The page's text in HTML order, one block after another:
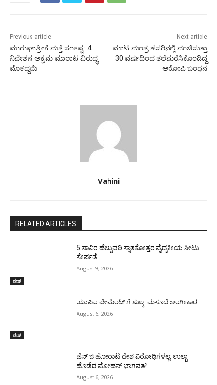
Previous article
ಮುರುಘಾಶ್ರೀಗೆ ಮತ್ತೆ ಸಂಕಷ್ಟ: 4
ನಿವೇಶನ ಅಕ್ರಮ ಮಾರಾಟ ವಿರುದ್ಧ
ಮೊಕದ್ದಮೆ
Next article
ಮಾಟ ಮಂತ್ರ ಹೆಸರಿನಲ್ಲಿ ವಂಚಿಸುತ್ತಾ
30 ವರ್ಷದಿಂದ ತಲೆಮರೆಸಿಕೊಂಡಿದ್ದ
ಆರೋಪಿ ಬಂಧನ
Vahini
RELATED ARTICLES
ದೇಶ
5 ಸಾವಿರ ಹೆಚ್ಚುವರಿ ಸ್ನಾತಕೋತ್ತರ ವೈದ್ಯಕೀಯ ಸೀಟು
ಸೇರ್ಪಡೆ
August 9, 2026
ದೇಶ
ಯುಪಿಐ ಪೇಮೆಂಟ್ ಗೆ ಶುಲ್ಕ: ಮಸೂದೆ ಅಂಗೀಕಾರ
August 6, 2026
ಜೆನ್ ಜಿ ಹೋರಾಟ ದೇಶ ವಿರೋಧಿಗಳಲ್ಲ: ಉಲ್ಟಾ
ಹೊಡೆದ ಮೋಹನ್ ಭಾಗವತ್
August 6, 2026